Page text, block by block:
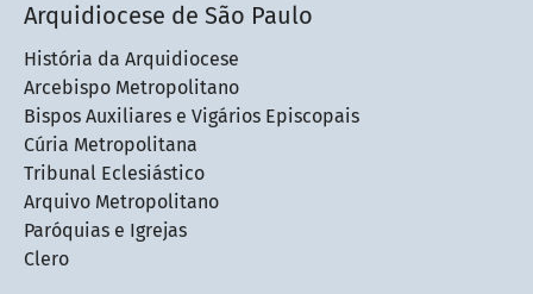
Arquidiocese de São Paulo
História da Arquidiocese
Arcebispo Metropolitano
Bispos Auxiliares e Vigários Episcopais
Cúria Metropolitana
Tribunal Eclesiástico
Arquivo Metropolitano
Paróquias e Igrejas
Clero